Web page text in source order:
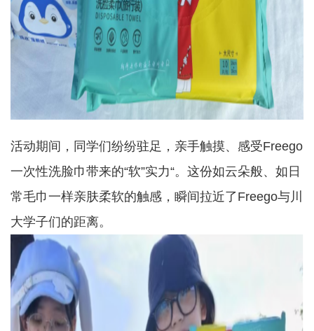
活动期间，同学们纷纷驻足，亲手触摸、感受Freego
一次性洗脸巾带来的“软”实力“。 这份如云朵般、如日
常毛巾一样亲肤柔软的触感，瞬间拉近了Freego与川
大学子们的距离。